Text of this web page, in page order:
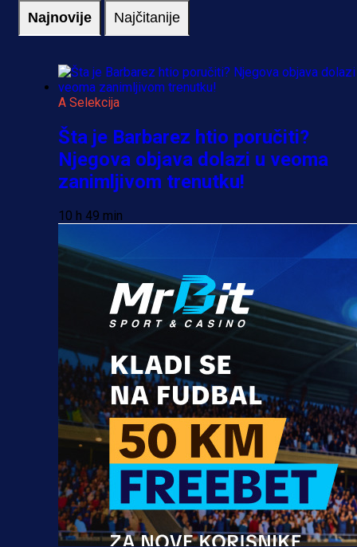
Najnovije Najčitanije
A Selekcija
Šta je Barbarez htio poručiti?
Njegova objava dolazi u veoma
zanimljivom trenutku!
10 h 49 min